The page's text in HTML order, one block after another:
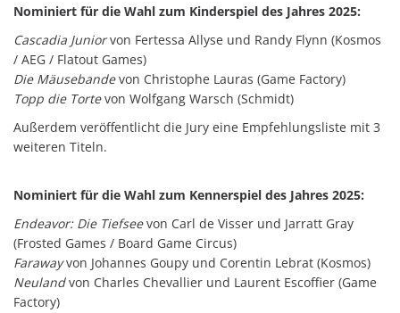
Nominiert für die Wahl zum Kinderspiel des Jahres 2025:
Cascadia Juniorvon Fertessa Allyse und Randy Flynn (Kosmos
/ AEG / Flatout Games)
Die Mäusebandevon Christophe Lauras (Game Factory)
Topp die Tortevon Wolfgang Warsch (Schmidt)
Außerdem veröffentlicht die Jury eine Empfehlungsliste mit 3
weiteren Titeln.
Nominiert für die Wahl zum Kennerspiel des Jahres 2025:
Endeavor: Die Tiefseevon Carl de Visser und Jarratt Gray
(Frosted Games / Board Game Circus)
Farawayvon Johannes Goupy und Corentin Lebrat (Kosmos)
Neulandvon Charles Chevallier und Laurent Escoffier (Game
Factory)